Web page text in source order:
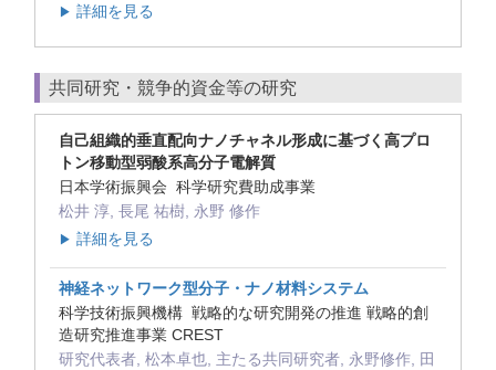
▶ 詳細を見る
共同研究・競争的資金等の研究
自己組織的垂直配向ナノチャネル形成に基づく高プロ
トン移動型弱酸系高分子電解質
日本学術振興会 科学研究費助成事業
松井 淳, 長尾 祐樹, 永野 修作
▶ 詳細を見る
神経ネットワーク型分子・ナノ材料システム
科学技術振興機構 戦略的な研究開発の推進 戦略的創
造研究推進事業 CREST
研究代表者, 松本卓也, 主たる共同研究者, 永野修作, 田